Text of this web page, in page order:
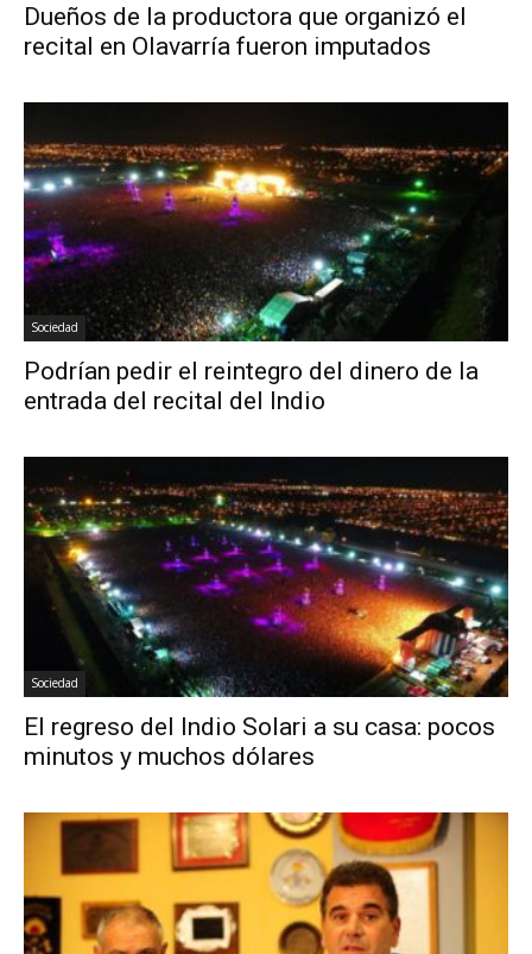
Dueños de la productora que organizó el
recital en Olavarría fueron imputados
Sociedad
Podrían pedir el reintegro del dinero de la
entrada del recital del Indio
Sociedad
El regreso del Indio Solari a su casa: pocos
minutos y muchos dólares